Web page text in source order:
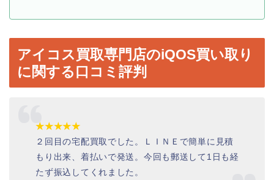
アイコス買取専門店のiQOS買い取り
に関する口コミ評判
★★★★★
２回目の宅配買取でした。ＬＩＮＥで簡単に見積
もり出来、着払いで発送。今回も郵送して1日も経
たず振込してくれました。